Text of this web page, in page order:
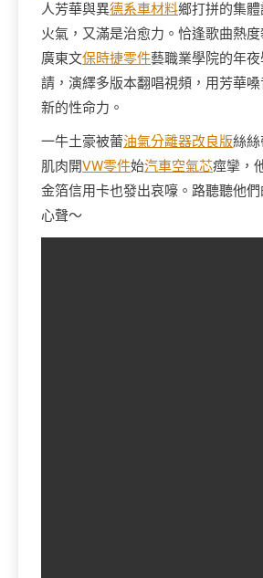
人芳華與異德系車材料鄉打拼的集
火氣，又滿是治愈力。恰逢歌曲熱
廣東文保時捷零件藝職業學院的年
請，演繹多版本翻唱視頻，用芳華
新的性命力。
一牛土豪被蕾油氣分離器改良版絲
肌肉開VW零件始汽車空氣芯痙攣，
金箔信用卡也發出哀嚎。路聽聽他
心聲～